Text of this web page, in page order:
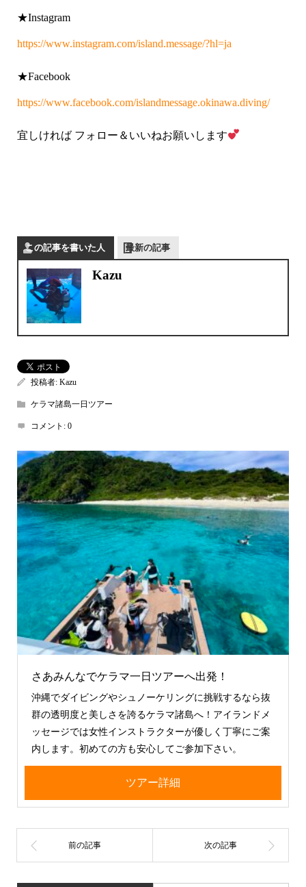
★Instagram
https://www.instagram.com/island.message/?hl=ja
★Facebook
https://www.facebook.com/islandmessage.okinawa.diving/
宜しければ フォロー＆いいねお願いします
この記事を書いた人 最新の記事
Kazu
投稿者: Kazu
ケラマ諸島一日ツアー
コメント: 0
さあみんなでケラマ一日ツアーへ出発！
沖縄でダイビングやシュノーケリングに挑戦するなら抜
群の透明度と美しさを誇るケラマ諸島へ！アイランドメ
ッセージでは女性インストラクターが優しく丁寧にご案
内します。初めての方も安心してご参加下さい。
ツアー詳細